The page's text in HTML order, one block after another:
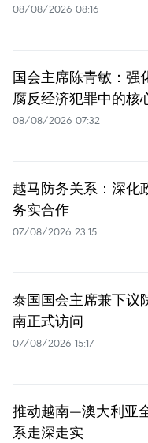
08/08/2026 08:16
国会主席陈青敏：强
腐反经济犯罪中的核
08/08/2026 07:32
越马防务关系：深化
务实合作
07/08/2026 23:15
泰国国会主席兼下议
南正式访问
07/08/2026 15:17
推动越南—澳大利亚
系走深走实